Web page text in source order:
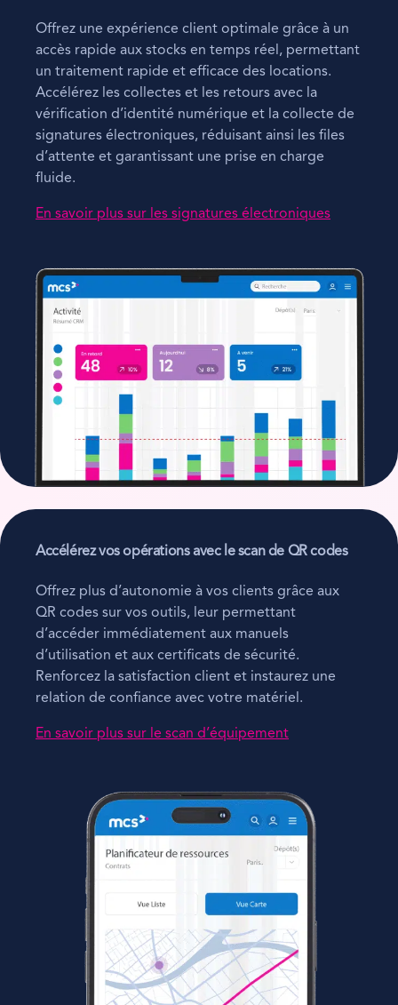
Offrez une expérience client optimale grâce à un
accès rapide aux stocks en temps réel, permettant
un traitement rapide et efficace des locations.
Accélérez les collectes et les retours avec la
vérification d’identité numérique et la collecte de
signatures électroniques, réduisant ainsi les files
d’attente et garantissant une prise en charge
fluide.
En savoir plus sur les signatures électroniques
Accélérez vos opérations avec le scan de QR codes
Offrez plus d’autonomie à vos clients grâce aux
QR codes sur vos outils, leur permettant
d’accéder immédiatement aux manuels
d’utilisation et aux certificats de sécurité.
Renforcez la satisfaction client et instaurez une
relation de confiance avec votre matériel.
En savoir plus sur le scan d’équipement